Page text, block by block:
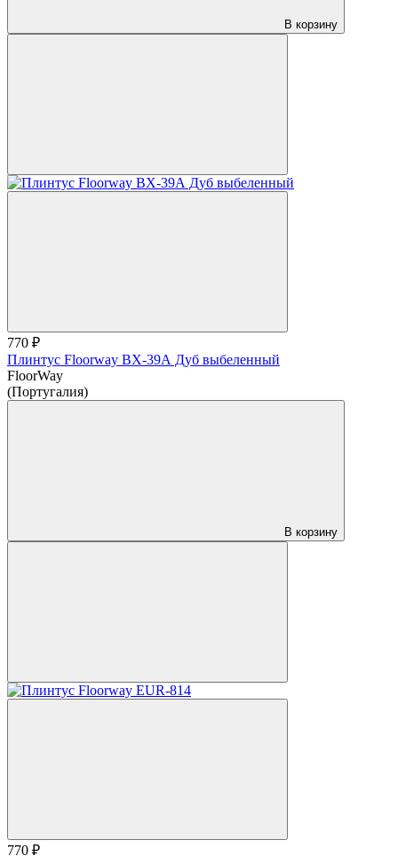
В корзину
770 ₽
Плинтус Floorway ВХ-39А Дуб выбеленный
FloorWay
(Португалия)
В корзину
770 ₽